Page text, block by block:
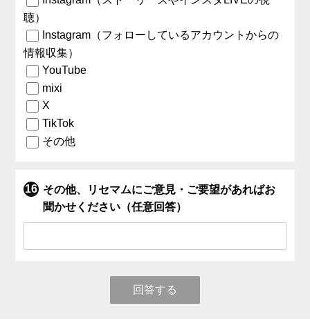
聴）
Instagram（フォローしているアカウントからの
情報収集）
YouTube
mixi
X
TikTok
その他
その他、リセマムにご意見・ご要望があればお
聞かせください（任意回答）
回答する